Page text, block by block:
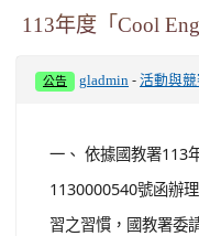
113年度「Cool
公告 gladmin -活動與競
一、 依據國教署113
1130000540號函辦
習之習慣，國教署委